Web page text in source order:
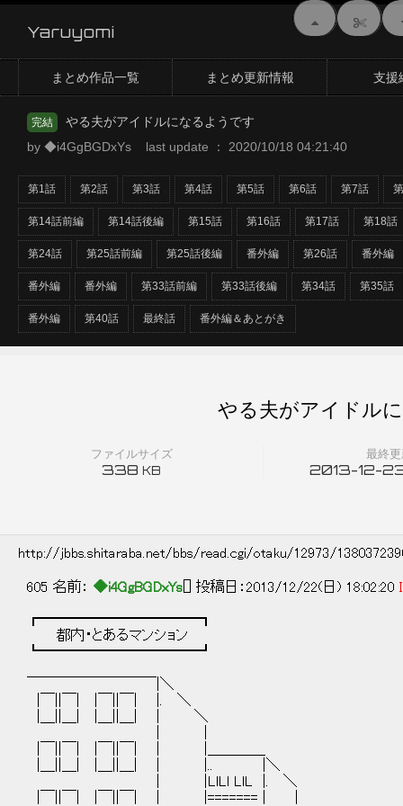
Yaruyomi
まとめ作品一覧 まとめ更新情報 支援
完結
やる夫がアイドルになるようです
by ◆i4GgBGDxYs last update ： 2020/10/18 04:21:40
第1話 第2話 第3話 第4話 第5話 第6話 第7話
第14話前編 第14話後編 第15話 第16話 第17話 第18話
第24話 第25話前編 第25話後編 番外編 第26話 番外編
番外編 番外編 第33話前編 第33話後編 第34話 第35話
番外編 第40話 最終話 番外編＆あとがき
ファイルサイズ
338 KB
最終
2013-12-
やる夫がアイドル
http://jbbs.shitaraba.net/bbs/read.cgi/otaku/12973/
605 名前： ◆i4GgBGDxYs [] 投稿日：2013/12/22(日) 18:02:20
┏━━━━━━━━━━━┓
都内・とあるマンション
┗━━━━━━━━━━━┛
￣￣￣￣￣￣￣￣￣|＼
|￣||￣| |￣||￣| |. ＼
|＿||＿| |＿||＿| | ＼
|＿||＿| |＿||＿| | |.. |＼
| |LlLl LlL |. ＼
|￣||￣| |￣||￣| | |======= | |